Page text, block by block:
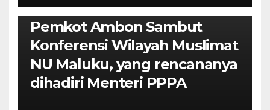
POLITIK & PEMERINTAHAN
Pemkot Ambon Sambut
Konferensi Wilayah Muslimat
NU Maluku, yang rencananya
dihadiri Menteri PPPA